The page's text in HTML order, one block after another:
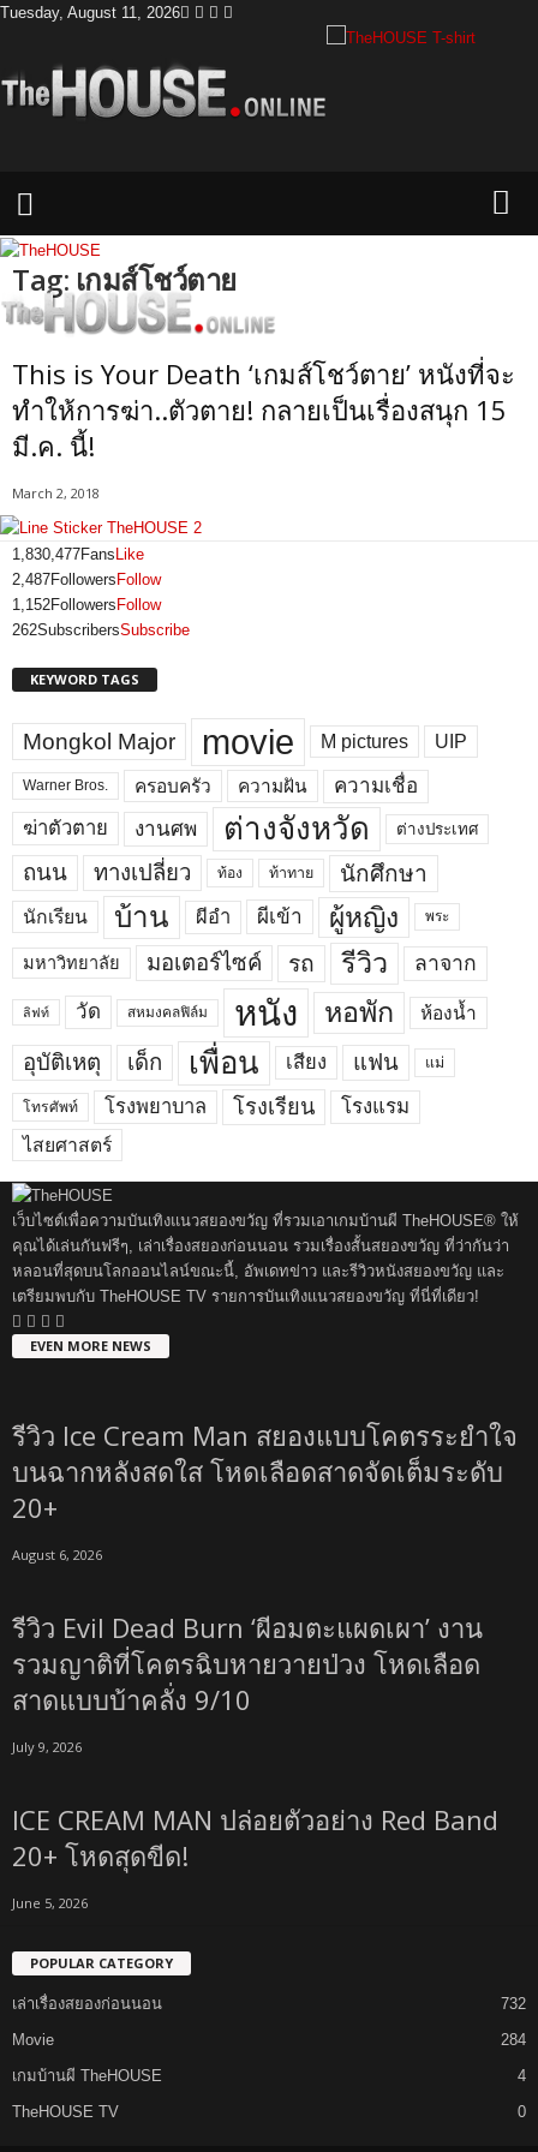
Tuesday, August 11, 2026
o
s
Tag: เกมส์โชว์ตาย
This is Your Death ‘เกมส์โชว์ตาย’ หนังที่จะ
ทำให้การฆ่า..ตัวตาย! กลายเป็นเรื่องสนุก 15
มี.ค. นี้!
March 2, 2018
1,830,477Fans Like
2,487Followers Follow
1,152Followers Follow
262SubscribersSubscribe
KEYWORD TAGS
Mongkol Major movie M pictures UIP
Warner Bros. ครอบครัว ความฝัน
ความเชื่อ
ฆ่าตัวตาย
งานศพ ต่างจังหวัด ต่างประเทศ
ถนน ทางเปลี่ยว ท้อง ท้าทาย นักศึกษา
นักเรียน บ้าน ผีอำ ผีเข้า ผู้หญิง พระ
มหาวิทยาลัย มอเตอร์ไซค์ รถ รีวิว ลาจาก
ลิฟท์ วัด สหมงคลฟิล์ม หนัง หอพัก ห้องน้ำ
อุบัติเหตุ เด็ก เพื่อน เสียง แฟน แม่
โทรศัพท์ โรงพยาบาล โรงเรียน โรงแรม
ไสยศาสตร์
เว็บไซต์เพื่อความบันเทิงแนวสยองขวัญ ที่รวมเอาเกมบ้านผี TheHOUSE® ให้
คุณได้เล่นกันฟรีๆ, เล่าเรื่องสยองก่อนนอน รวมเรื่องสั้นสยองขวัญ ที่ว่ากันว่า
หลอนที่สุดบนโลกออนไลน์ขณะนี้, อัพเดทข่าว และรีวิวหนังสยองขวัญ และ
เตรียมพบกับ TheHOUSE TV รายการบันเทิงแนวสยองขวัญ ที่นี่ที่เดียว!
EVEN MORE NEWS
รีวิว Ice Cream Man สยองแบบโคตรระยำใจ
บนฉากหลังสดใส โหดเลือดสาดจัดเต็มระดับ
20+
August 6, 2026
รีวิว Evil Dead Burn ‘ผีอมตะแผดเผา’ งาน
รวมญาติที่โคตรฉิบหายวายป่วง โหดเลือด
สาดแบบบ้าคลั่ง 9/10
July 9, 2026
ICE CREAM MAN ปล่อยตัวอย่าง Red Band
20+ โหดสุดขีด!
June 5, 2026
POPULAR CATEGORY
เล่าเรื่องสยองก่อนนอน
732
Movie
284
เกมบ้านผี TheHOUSE
4
TheHOUSE TV
0